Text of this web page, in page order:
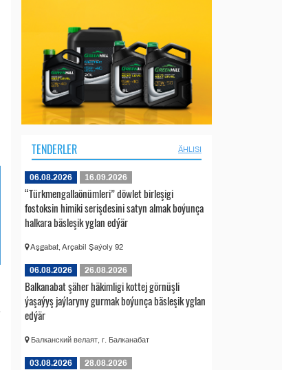
TENDERLER ÄHLISI
06.08.2026 16.09.2026
“Türkmengallaönümleri” döwlet birleşigi
fostoksin himiki serişdesini satyn almak boýunça
halkara bäsleşik yglan edýär
Aşgabat, Arçabil Şaýoly 92
06.08.2026 26.08.2026
Balkanabat şäher häkimligi kottej görnüşli
ýaşaýyş jaýlaryny gurmak boýunça bäsleşik yglan
edýär
Балканский велаят, г. Балканабат
03.08.2026 28.08.2026